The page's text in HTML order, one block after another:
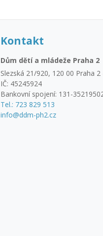
Kontakt
Dům dětí a mládeže Praha 2
Slezská 21/920, 120 00 Praha 2
IČ: 45245924
Bankovní spojení: 131-
Tel.: 723 829 513
info@ddm-ph2.cz